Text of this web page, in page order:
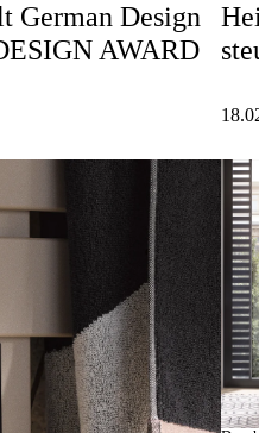
German Design
AWARD